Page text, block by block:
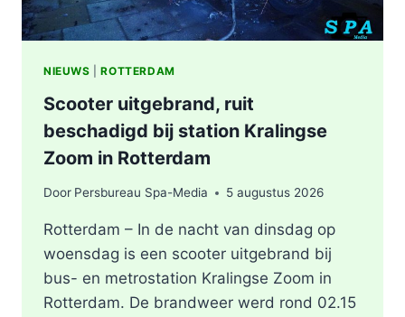
NIEUWS |ROTTERDAM
Scooter uitgebrand, ruit
beschadigd bij station Kralingse
Zoom in Rotterdam
Door Persbureau Spa-Media 5 augustus 2026
Rotterdam – In de nacht van dinsdag op
woensdag is een scooter uitgebrand bij
bus- en metrostation Kralingse Zoom in
Rotterdam. De brandweer werd rond 02.15